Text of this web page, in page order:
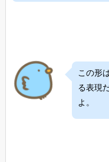
この形
る表現
よ。